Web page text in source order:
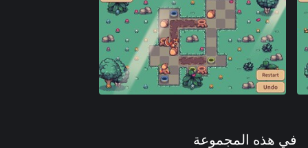
في هذه المجموعة